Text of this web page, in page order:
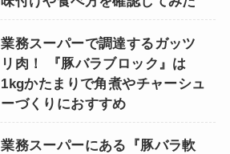
業務スーパーで調達するガッツ
リ肉！ 『豚バラブロック』は
1kgかたまりで角煮やチャーシュ
ーづくりにおすすめ
業務スーパーにある『豚バラ軟